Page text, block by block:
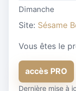
Dimanche
Site: Sésame
Vous êtes le
accès PRO
Dernière mise à